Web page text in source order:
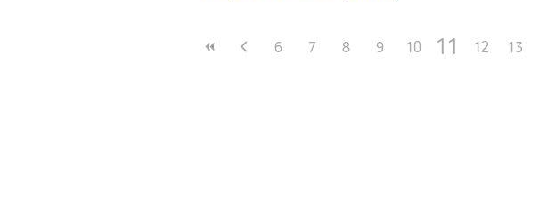
6 7 8 9 10 11 12 13